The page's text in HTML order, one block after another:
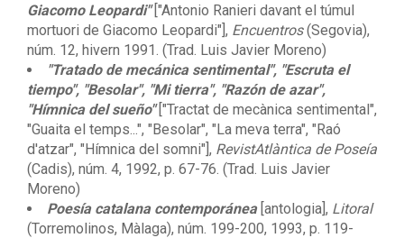
Giacomo Leopardi"["Antonio Ranieri davant el túmul
mortuori de Giacomo Leopardi"], Encuentros(Segovia),
núm. 12, hivern 1991. (Trad. Luis Javier Moreno)
"Tratado de mecánica sentimental", "Escruta el
tiempo", "Besolar", "Mi tierra", "Razón de azar",
"Hímnica del sueño"["Tractat de mecànica sentimental",
"Guaita el temps...", "Besolar", "La meva terra", "Raó
d'atzar", "Hímnica del somni"], RevistAtlàntica de Poseía
(Cadis), núm. 4, 1992, p. 67-76. (Trad. Luis Javier
Moreno)
Poesía catalana contemporánea[antologia], Litoral
(Torremolinos, Màlaga), núm. 199-200, 1993, p. 119-